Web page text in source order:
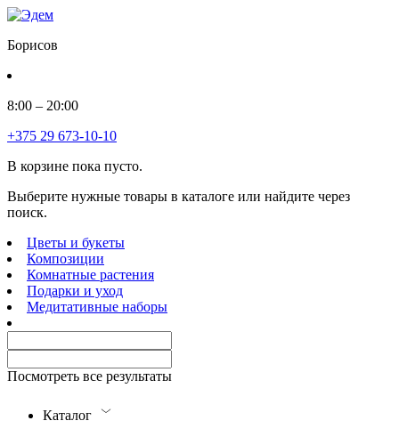
Борисов
8:00 – 20:00
+375 29 673-10-10
В корзине пока пусто.
Выберите нужные товары в каталоге или найдите через
поиск.
Цветы и букеты
Композиции
Комнатные растения
Подарки и уход
Медитативные наборы
Посмотреть все результаты
Каталог